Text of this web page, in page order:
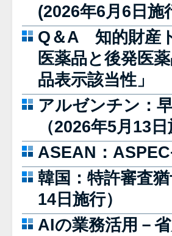
(2026年6月6日施
Q＆A 知的財産
医薬品と後発医
品表示該当性」
アルゼンチン：
（2026年5月13日
ASEAN：
韓国：特許審査
14日施行）
AIの業務活用－